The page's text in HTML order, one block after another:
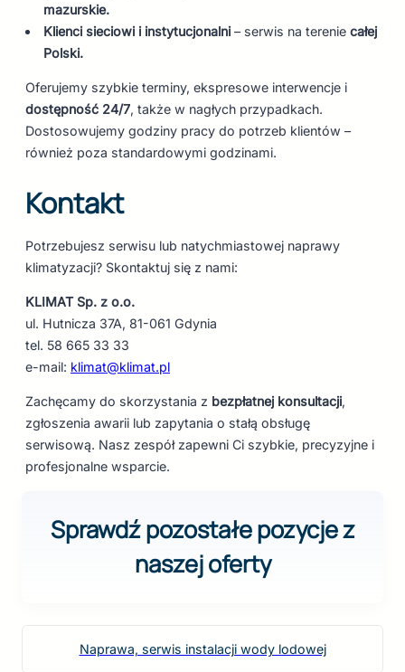
mazurskie.
Klienci sieciowi i instytucjonalni– serwis na terenie całej
Polski.
Oferujemy szybkie terminy, ekspresowe interwencje i
dostępność 24/7, także w nagłych przypadkach.
Dostosowujemy godziny pracy do potrzeb klientów –
również poza standardowymi godzinami.
Kontakt
Potrzebujesz serwisu lub natychmiastowej naprawy
klimatyzacji? Skontaktuj się z nami:
KLIMAT Sp. z o.o.
ul. Hutnicza 37A, 81-061 Gdynia
tel. 58 665 33 33
e-mail: klimat@klimat.pl
Zachęcamy do skorzystania z bezpłatnej konsultacji,
zgłoszenia awarii lub zapytania o stałą obsługę
serwisową. Nasz zespół zapewni Ci szybkie, precyzyjne i
profesjonalne wsparcie.
Sprawdź pozostałe pozycje z
naszej oferty
Naprawa, serwis instalacji wody lodowej